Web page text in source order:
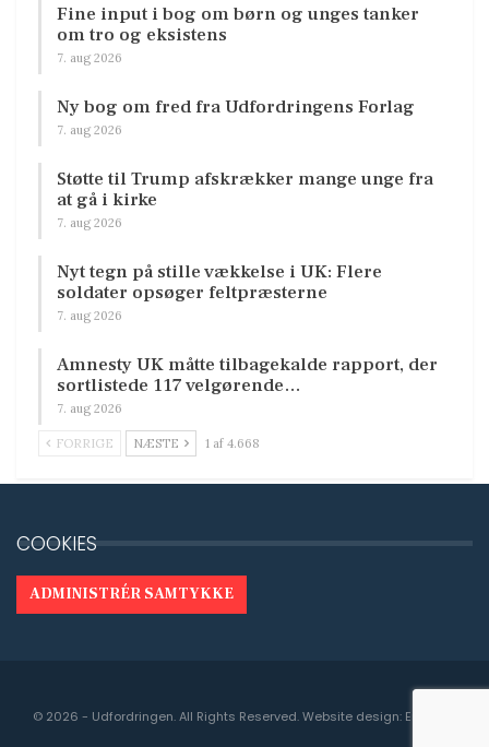
Fine input i bog om børn og unges tanker
om tro og eksistens
7. aug 2026
Ny bog om fred fra Udfordringens Forlag
7. aug 2026
Støtte til Trump afskrækker mange unge fra
at gå i kirke
7. aug 2026
Nyt tegn på stille vækkelse i UK: Flere
soldater opsøger feltpræsterne
7. aug 2026
Amnesty UK måtte tilbagekalde rapport, der
sortlistede 117 velgørende…
7. aug 2026
FORRIGE NÆSTE 1 af 4.668
COOKIES
ADMINISTRÉR SAMTYKKE
© 2026 - Udfordringen. All Rights Reserved.Website design: Engedal